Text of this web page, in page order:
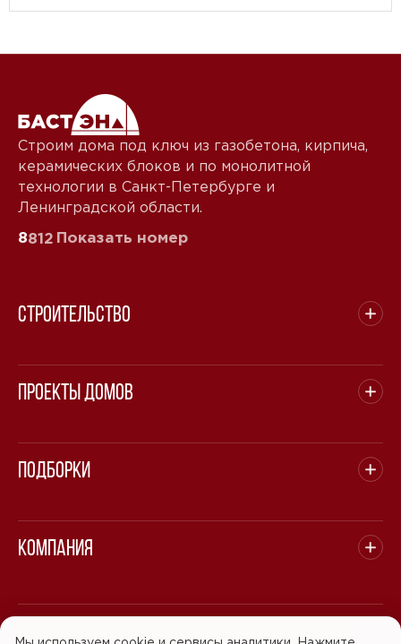
Строим дома под ключ из газобетона, кирпича,
керамических блоков и по монолитной
технологии в Санкт-Петербурге и
Ленинградской области.
8812 Показать номер
Строительство
Проекты домов
Подборки
Компания
© 2008 - 2026 ООО "БАСТЭН". Все права защищены.